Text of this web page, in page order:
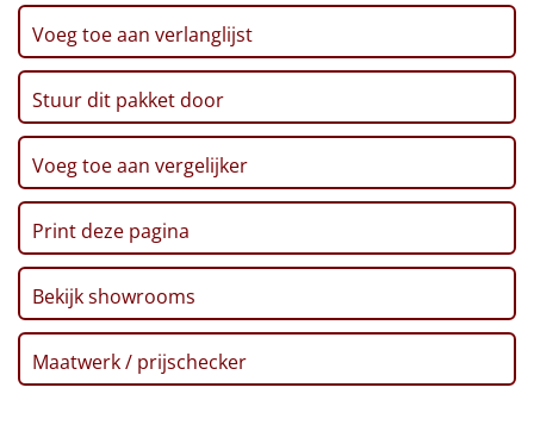
Goedkope
Uniek
Alle thema's
Artikel
Hitster NIEUW
Pizzarette
Tas
Fletcher hotels voordeelvoucher
Verpakt in een feestelijke kerstdoos, 39 x 29 x 10,5
cm
Voeg toe aan verlanglijst
Stuur dit pakket door
Voeg toe aan vergelijker
Print deze pagina
Bekijk showrooms
Maatwerk / prijschecker